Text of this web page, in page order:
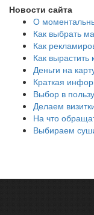
Новости сайта
О
Как выбрать
Как
Как вырастить
Деньги на
Краткая
Выбор в
Делаем
На что
Выбираем